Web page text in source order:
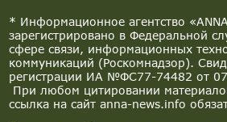
* Информационное агентство
зарегистрировано в Федеральной
сфере связи, информационных
коммуникаций (Роскомнадзор).
регистрации ИА №ФС77-74482 от
При любом цитировании
ссылка на сайт anna-news.info